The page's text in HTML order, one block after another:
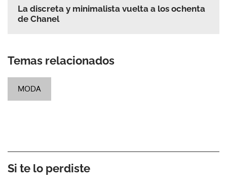
La discreta y minimalista vuelta a los ochenta
de Chanel
Temas relacionados
MODA
Si te lo perdiste